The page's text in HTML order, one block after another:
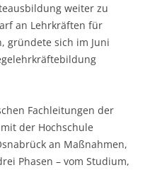
weiter zu
an Lehrkräften für
gründete sich im Juni
Fachleitungen der
der Hochschule
an Maßnahmen,
Phasen – vom Studium,